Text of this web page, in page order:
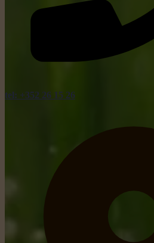
tel: +352 26 15 26